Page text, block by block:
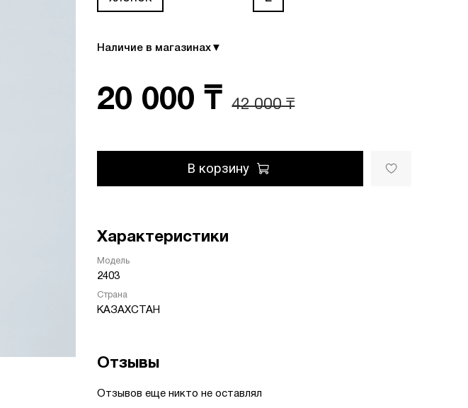
Наличие в магазинах ▼
20 000 ₸ 42 000 ₸
В корзину
Характеристики
Модель
2403
Страна
КАЗАХСТАН
Отзывы
Отзывов еще никто не оставлял